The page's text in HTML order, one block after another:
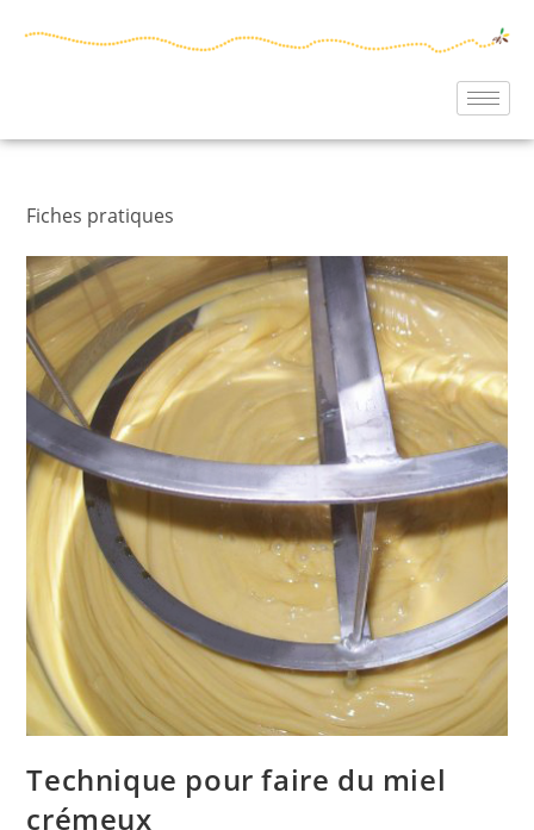
Fiches pratiques
Technique pour faire du miel
crémeux